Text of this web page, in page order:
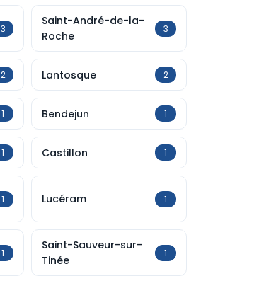
3
Saint-André-de-la-
Roche
3
2 Lantosque 2
1 Bendejun 1
1 Castillon 1
1 Lucéram 1
1
Saint-Sauveur-sur-
Tinée
1